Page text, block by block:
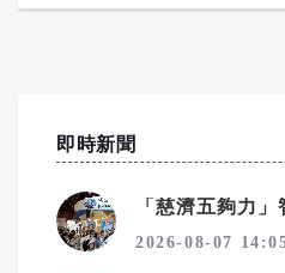
即時新聞
2026-08-07